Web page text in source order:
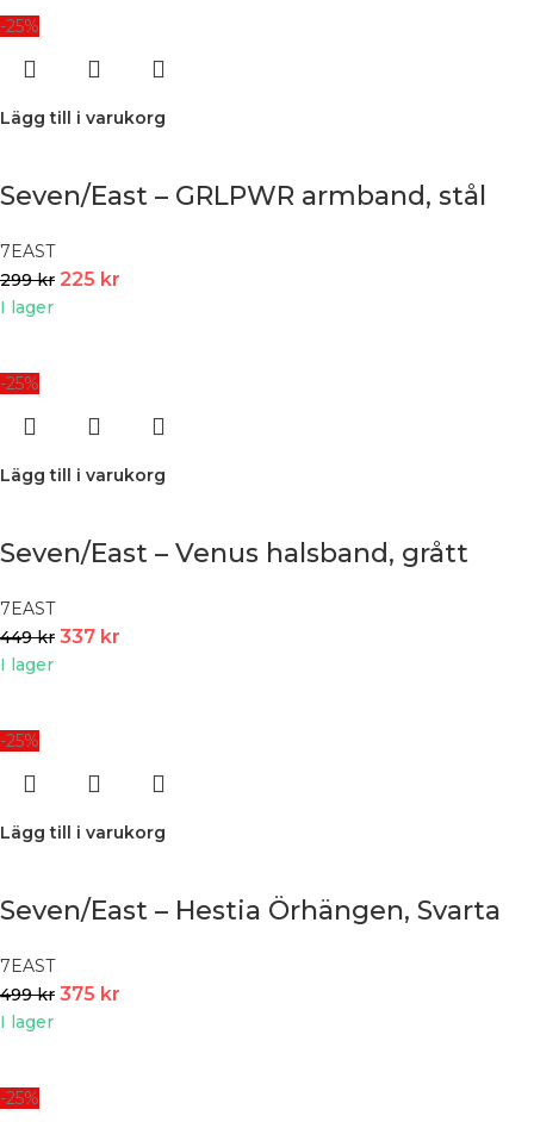
-25%
Lägg till i varukorg
Seven/East – GRLPWR armband, stål
7EAST
299kr 225 kr
I lager
-25%
Lägg till i varukorg
Seven/East – Venus halsband, grått
7EAST
449kr 337 kr
I lager
-25%
Lägg till i varukorg
Seven/East – Hestia Örhängen, Svarta
7EAST
499kr 375 kr
I lager
-25%